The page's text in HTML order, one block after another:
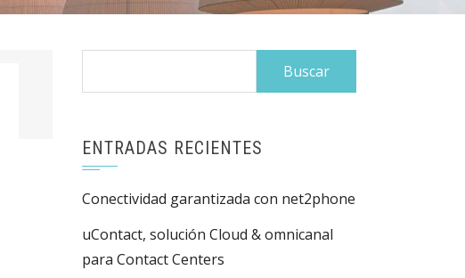
ENTRADAS RECIENTES
Conectividad garantizada con net2phone
uContact, solución Cloud & omnicanal
para Contact Centers